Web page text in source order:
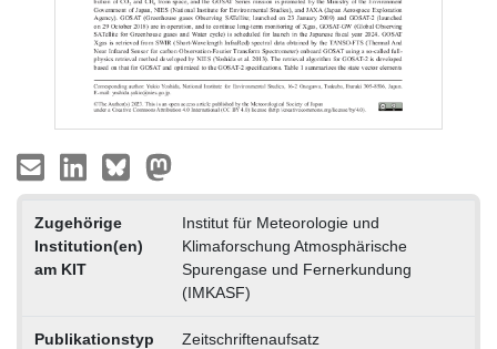
Zugehörige
Institution(en)
am KIT
Institut für Meteorologie und
Klimaforschung Atmosphärische
Spurengase und Fernerkundung
(IMKASF)
Publikationstyp Zeitschriftenaufsatz